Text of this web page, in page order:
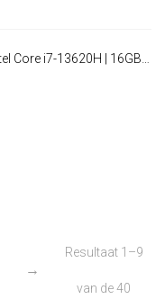
Asus Vivobook 15 | 15.6” Full HD IPS | Intel Core i7-13620H | 16GB RAM | 512GB SSD | W11 Pro | Donkerblauw
→
Resultaat 1–9
van de 40